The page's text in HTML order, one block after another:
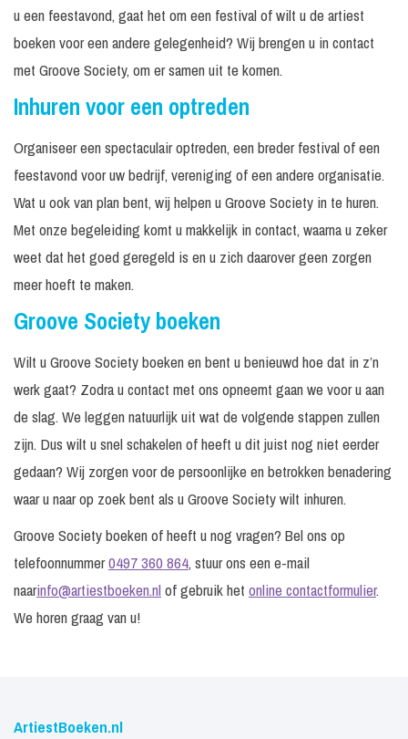
u een feestavond, gaat het om een festival of wilt u de artiest
boeken voor een andere gelegenheid? Wij brengen u in contact
met Groove Society, om er samen uit te komen.
Inhuren voor een optreden
Organiseer een spectaculair optreden, een breder festival of een
feestavond voor uw bedrijf, vereniging of een andere organisatie.
Wat u ook van plan bent, wij helpen u Groove Society in te huren.
Met onze begeleiding komt u makkelijk in contact, waarna u zeker
weet dat het goed geregeld is en u zich daarover geen zorgen
meer hoeft te maken.
Groove Society boeken
Wilt u Groove Society boeken en bent u benieuwd hoe dat in z’n
werk gaat? Zodra u contact met ons opneemt gaan we voor u aan
de slag. We leggen natuurlijk uit wat de volgende stappen zullen
zijn. Dus wilt u snel schakelen of heeft u dit juist nog niet eerder
gedaan? Wij zorgen voor de persoonlijke en betrokken benadering
waar u naar op zoek bent als u Groove Society wilt inhuren.
Groove Society boeken of heeft u nog vragen? Bel ons op
telefoonnummer0497 360 864, stuur ons een e-mail
naarinfo@artiestboeken.nlof gebruik het online contactformulier.
We horen graag van u!
ArtiestBoeken.nl